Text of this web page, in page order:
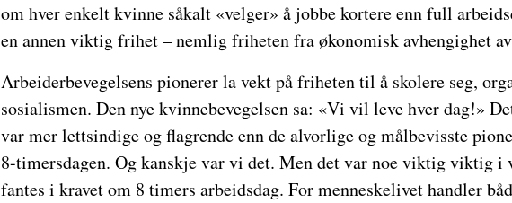
om hver enkelt kvinne såkalt «velger» å jobbe kortere enn full
en annen viktig frihet – nemlig friheten fra økonomisk avhengighet
Arbeiderbevegelsens pionerer la vekt på friheten til å skolere seg,
sosialismen. Den nye kvinnebevegelsen sa: «Vi vil leve hver dag!»
var mer lettsindige og flagrende enn de alvorlige og målbevisste
8-timersdagen. Og kanskje var vi det. Men det var noe viktig viktig i
fantes i kravet om 8 timers arbeidsdag. For menneskelivet handler